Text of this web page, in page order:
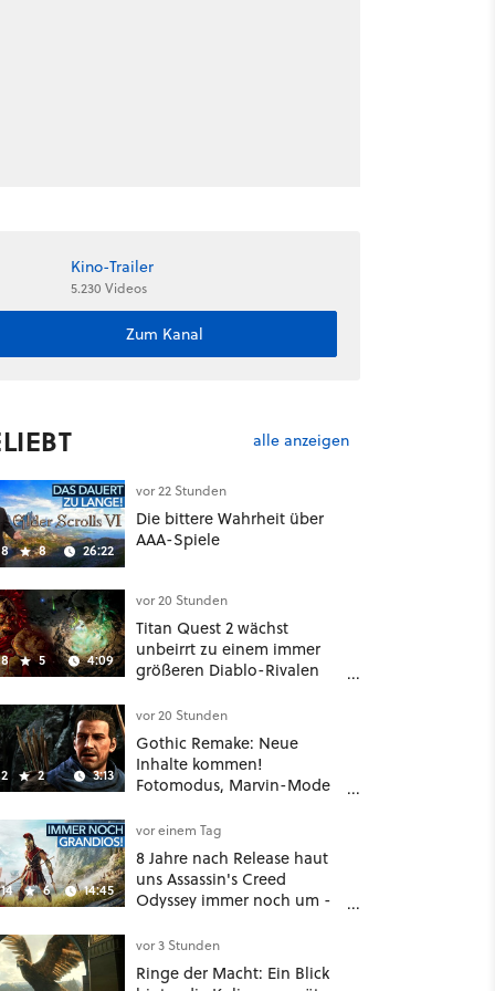
Kino-Trailer
5.230 Videos
Zum Kanal
alle anzeigen
8 26:22
vor 22 Stunden
Die bittere Wahrheit über
AAA-Spiele
5 4:09
vor 20 Stunden
Titan Quest 2 wächst
unbeirrt zu einem immer
größeren Diablo-Rivalen
sogar eine richtige
Beschwörer-Klasse
2 3:13
vor 20 Stunden
Gothic Remake: Neue
Inhalte kommen!
Fotomodus, Marvin-Mode
6 14:45
vor einem Tag
8 Jahre nach Release haut
uns Assassin's Creed
Odyssey immer noch um -
vor 3 Stunden
Ringe der Macht: Ein Blick